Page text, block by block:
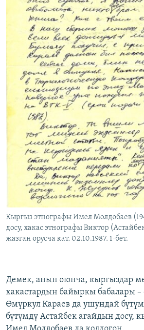
Кыргыз этнографы Имел Молдобаев
досу, хакас этнографы Виктор
жазган орусча кат. 02.10.1987. 1-бет.
Демек, анын оюнча, кыргыздар
хакастардын байыркы бабалары
Өмүркул Караев да ушундай
бүтүмдү Астайбек агайдын досу,